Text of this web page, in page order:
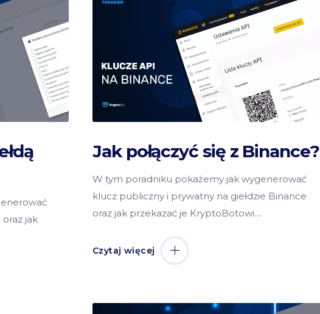
jak
Jak połączyć się z Binance?
W tym poradniku pokażemy jak wygenerować
klucz publiczny i prywatny na giełdzie Binance
oraz jak przekazać je KryptoBotowi.
Czytaj więcej